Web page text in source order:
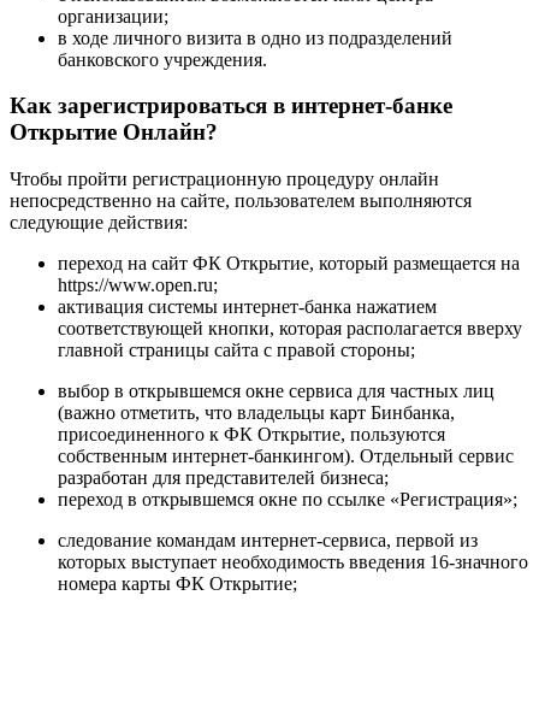
организации;
в ходе личного визита в одно из подразделений
банковского учреждения.
Как зарегистрироваться в интернет-банке
Открытие Онлайн?
Чтобы пройти регистрационную процедуру онлайн
непосредственно на сайте, пользователем выполняются
следующие действия:
переход на сайт ФК Открытие, который размещается на
https://www.open.ru;
активация системы интернет-банка нажатием
соответствующей кнопки, которая располагается вверху
главной страницы сайта с правой стороны;
выбор в открывшемся окне сервиса для частных лиц
(важно отметить, что владельцы карт Бинбанка,
присоединенного к ФК Открытие, пользуются
собственным интернет-банкингом). Отдельный сервис
разработан для представителей бизнеса;
переход в открывшемся окне по ссылке «Регистрация»;
следование командам интернет-сервиса, первой из
которых выступает необходимость введения 16-значного
номера карты ФК Открытие;